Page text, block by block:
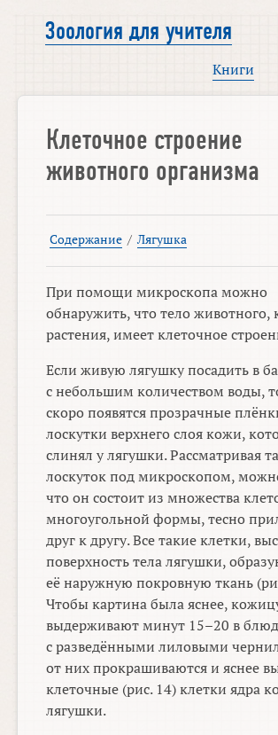
Зоология для учителя
Книги
Клеточное строение
животного организма
Содержание / Лягушка
При помощи микроскопа можно
обнаружить, что тело животного,
растения, имеет клеточное
Если живую лягушку посадить в
с небольшим количеством воды,
скоро появятся прозрачные
лоскутки верхнего слоя кожи,
слинял у лягушки. Рассматривая
лоскуток под микроскопом,
что он состоит из множества
многоугольной формы, тесно
друг к другу. Все такие клетки,
поверхность тела лягушки,
её наружную покровную ткань
Чтобы картина была яснее,
выдерживают минут 15–20 в
с разведёнными лиловыми
от них прокрашиваются и яснее
клеточные (рис. 14) клетки ядра
лягушки.